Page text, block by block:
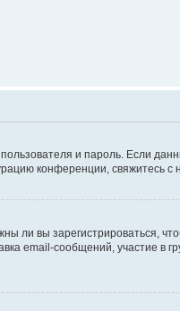
и пароль. Если
конференции, свяжитесь с
ли вы зарегистрироваться,
сообщений, участие в